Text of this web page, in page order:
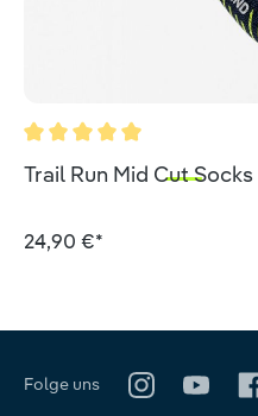
Durchschnittliche
Trail Run Mid Cut Socks
24,90 €*
Folge uns